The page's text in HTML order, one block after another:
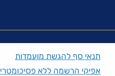
תנאי סף להגשת מועמדות
אפיקי הרשמה ללא פסיכומטרי